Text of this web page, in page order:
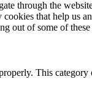
through the
that help us
out of some of
This